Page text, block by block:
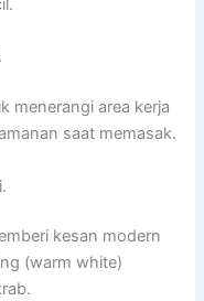
menerangi area kerja
saat memasak.
kesan modern
(warm white)